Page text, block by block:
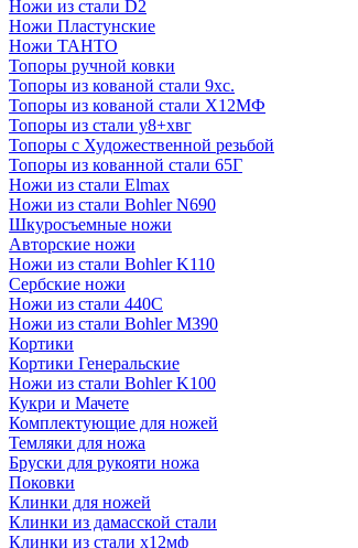
Ножи из стали D2
Ножи Пластунские
Ножи ТАНТО
Топоры ручной ковки
Топоры из кованой стали 9хс.
Топоры из кованой стали Х12МФ
Топоры из стали у8+хвг
Топоры с Художественной резьбой
Топоры из кованной стали 65Г
Ножи из стали Elmax
Ножи из стали Bohler N690
Шкуросъемные ножи
Авторские ножи
Ножи из стали Bohler K110
Сербские ножи
Ножи из стали 440С
Ножи из стали Bohler M390
Кортики
Кортики Генеральские
Ножи из стали Bohler K100
Кукри и Мачете
Комплектующие для ножей
Темляки для ножа
Бруски для рукояти ножа
Поковки
Клинки для ножей
Клинки из дамасской стали
Клинки из стали х12мф